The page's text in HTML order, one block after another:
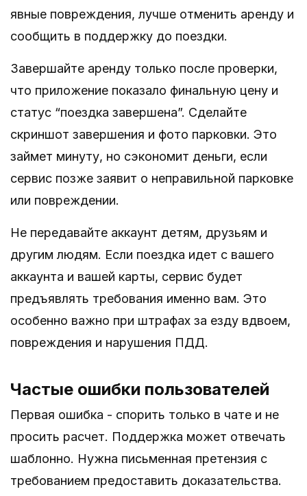
явные повреждения, лучше отменить аренду и
сообщить в поддержку до поездки.
Завершайте аренду только после проверки,
что приложение показало финальную цену и
статус “поездка завершена”. Сделайте
скриншот завершения и фото парковки. Это
займет минуту, но сэкономит деньги, если
сервис позже заявит о неправильной парковке
или повреждении.
Не передавайте аккаунт детям, друзьям и
другим людям. Если поездка идет с вашего
аккаунта и вашей карты, сервис будет
предъявлять требования именно вам. Это
особенно важно при штрафах за езду вдвоем,
повреждения и нарушения ПДД.
Частые ошибки пользователей
Первая ошибка - спорить только в чате и не
просить расчет. Поддержка может отвечать
шаблонно. Нужна письменная претензия с
требованием предоставить доказательства.